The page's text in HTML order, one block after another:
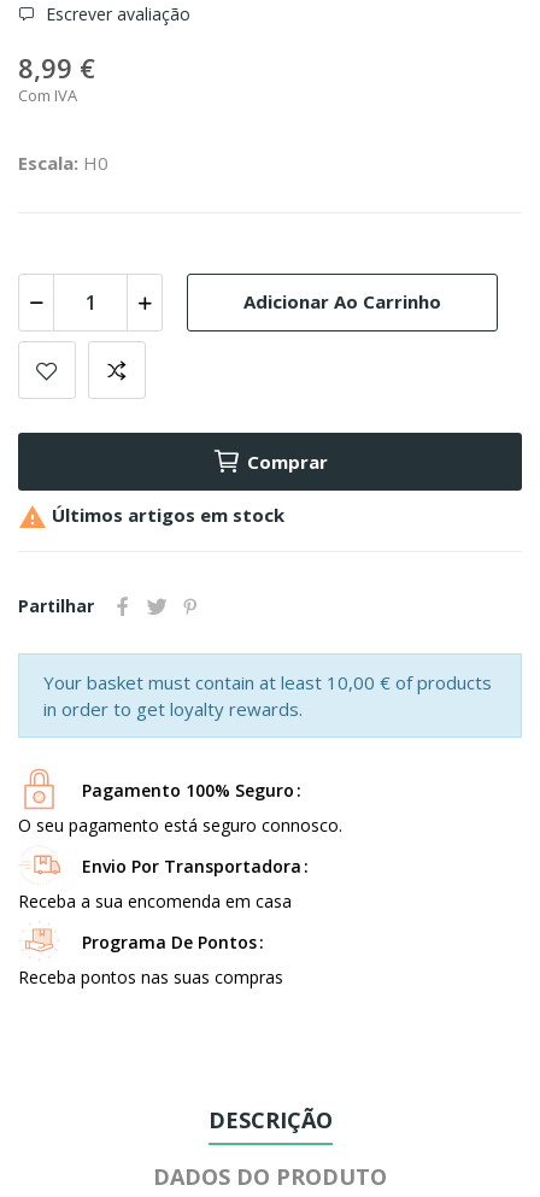
Escrever avaliação
8,99 €
Com IVA
Escala: H0
Adicionar Ao Carrinho
Comprar
 Últimos artigos em stock
Partilhar
Your basket must contain at least 10,00 € of products
in order to get loyalty rewards.
Pagamento 100% Seguro
O seu pagamento está seguro connosco.
Envio Por Transportadora
Receba a sua encomenda em casa
Programa De Pontos
Receba pontos nas suas compras
DESCRIÇÃO
DADOS DO PRODUTO